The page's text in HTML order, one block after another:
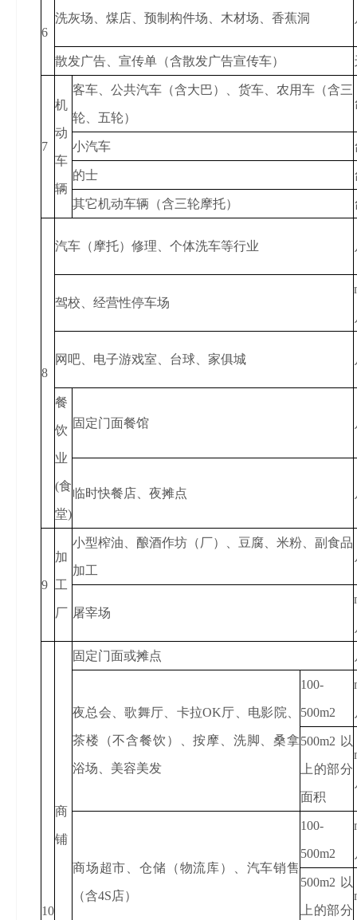
6
洗灰场、煤店、预制构件场、木材场、香蕉洞
散发广告、宣传单（含散发广告宣传车）
7
机
动
车
辆
客车、公共汽车（含大巴）、货车、农用车（含三
轮、五轮）
小汽车
的士
其它机动车辆（含三轮摩托）
8
汽车（摩托）修理、个体洗车等行业
驾校、经营性停车场
网吧、电子游戏室、台球、家俱城
餐
饮
业
(食
堂)
固定门面餐馆
临时快餐店、夜摊点
9
加
工
厂
小型榨油、酿酒作坊（厂）、豆腐、米粉、副食品
加工
屠宰场
10
商
铺
固定门面或摊点
夜总会、歌舞厅、卡拉OK厅、电影院、
茶楼（不含餐饮）、按摩、洗脚、桑拿
浴场、美容美发
100-
500m2
500m2以
上的部分
面积
商场超市、仓储（物流库）、汽车销售
（含4S店）
100-
500m2
500m2以
上的部分